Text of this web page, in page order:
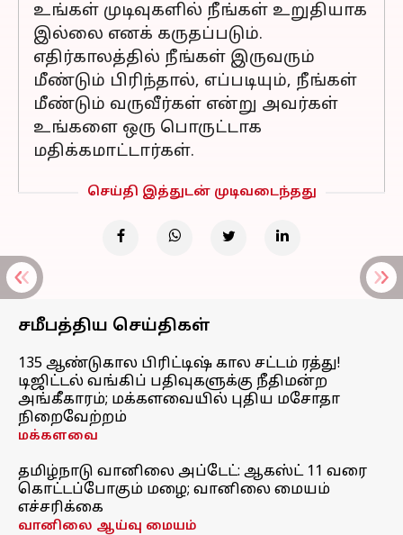
உங்கள் முடிவுகளில் நீங்கள் உறுதியாக
இல்லை எனக் கருதப்படும்.
எதிர்காலத்தில் நீங்கள் இருவரும்
மீண்டும் பிரிந்தால், எப்படியும், நீங்கள்
மீண்டும் வருவீர்கள் என்று அவர்கள்
உங்களை ஒரு பொருட்டாக
மதிக்கமாட்டார்கள்.
செய்தி இத்துடன் முடிவடைந்தது
சமீபத்திய செய்திகள்
135 ஆண்டுகால பிரிட்டிஷ் கால சட்டம் ரத்து!
டிஜிட்டல் வங்கிப் பதிவுகளுக்கு நீதிமன்ற
அங்கீகாரம்; மக்களவையில் புதிய மசோதா
நிறைவேற்றம்
மக்களவை
தமிழ்நாடு வானிலை அப்டேட்: ஆகஸ்ட் 11 வரை
கொட்டப்போகும் மழை; வானிலை மையம்
எச்சரிக்கை
வானிலை ஆய்வு மையம்